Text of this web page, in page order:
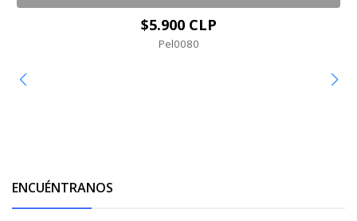
$5.900 CLP
Pel0080
ENCUÉNTRANOS